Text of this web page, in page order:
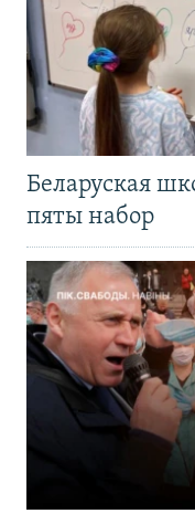
Беларуская
пяты набор